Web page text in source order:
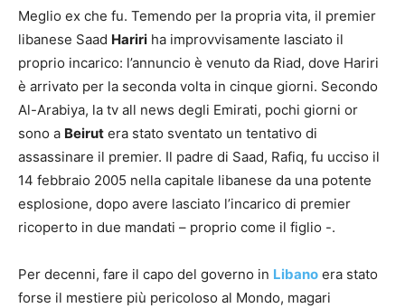
Meglio ex che fu. Temendo per la propria vita, il premier
libanese Saad Hariri ha improvvisamente lasciato il
proprio incarico: l’annuncio è venuto da Riad, dove Hariri
è arrivato per la seconda volta in cinque giorni. Secondo
Al-Arabiya, la tv all news degli Emirati, pochi giorni or
sono a Beirut era stato sventato un tentativo di
assassinare il premier. Il padre di Saad, Rafiq, fu ucciso il
14 febbraio 2005 nella capitale libanese da una potente
esplosione, dopo avere lasciato l’incarico di premier
ricoperto in due mandati – proprio come il figlio -.
Per decenni, fare il capo del governo in Libano era stato
forse il mestiere più pericoloso al Mondo, magari